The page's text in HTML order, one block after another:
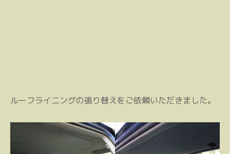
ルーフライニングの張り替えをご依頼いただきました。